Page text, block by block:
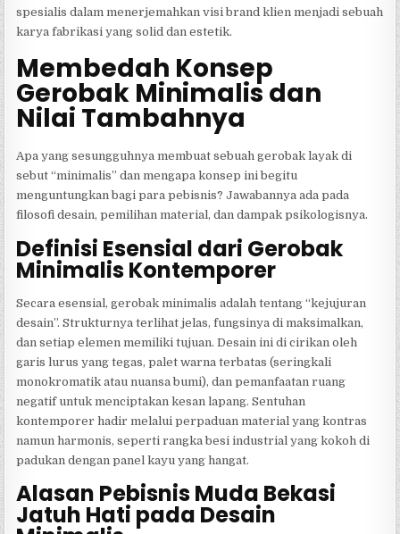
spesialis dalam menerjemahkan visi brand klien menjadi sebuah
karya fabrikasi yang solid dan estetik.
Membedah Konsep
Gerobak Minimalis dan
Nilai Tambahnya
Apa yang sesungguhnya membuat sebuah gerobak layak di
sebut “minimalis” dan mengapa konsep ini begitu
menguntungkan bagi para pebisnis? Jawabannya ada pada
filosofi desain, pemilihan material, dan dampak psikologisnya.
Definisi Esensial dari Gerobak
Minimalis Kontemporer
Secara esensial, gerobak minimalis adalah tentang “kejujuran
desain”. Strukturnya terlihat jelas, fungsinya di maksimalkan,
dan setiap elemen memiliki tujuan. Desain ini di cirikan oleh
garis lurus yang tegas, palet warna terbatas (seringkali
monokromatik atau nuansa bumi), dan pemanfaatan ruang
negatif untuk menciptakan kesan lapang. Sentuhan
kontemporer hadir melalui perpaduan material yang kontras
namun harmonis, seperti rangka besi industrial yang kokoh di
padukan dengan panel kayu yang hangat.
Alasan Pebisnis Muda Bekasi
Jatuh Hati pada Desain